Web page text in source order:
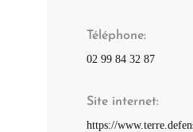
Téléphone
02 99 84 32 87
Site internet
https://